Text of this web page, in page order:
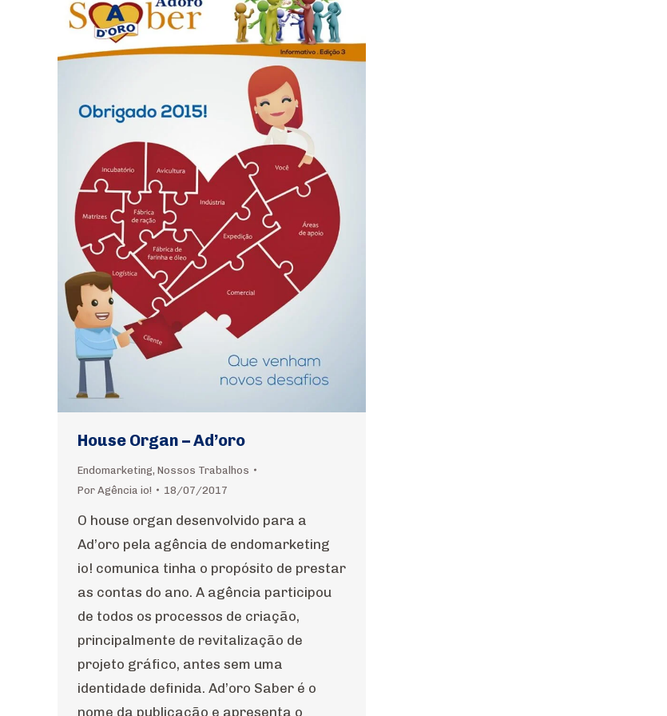
House Organ – Ad’oro
Endomarketing, Nossos Trabalhos
Por Agência io! 18/07/2017
O house organ desenvolvido para a
Ad’oro pela agência de endomarketing
io! comunica tinha o propósito de prestar
as contas do ano. A agência participou
de todos os processos de criação,
principalmente de revitalização de
projeto gráfico, antes sem uma
identidade definida. Ad’oro Saber é o
nome da publicação e apresenta o